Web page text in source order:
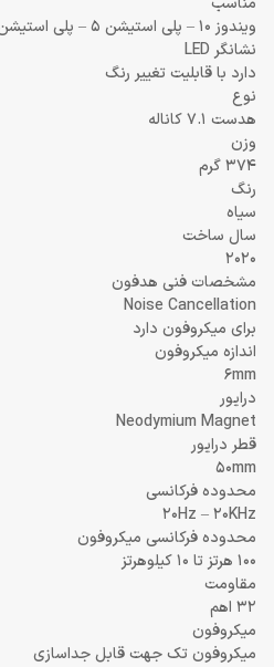
ویندوز 10 – پلی استیشن 5 – پلی استیشن 4
نشانگر LED
دارد با قابلیت تغییر رنگ
نوع
هدست 7.1 کاناله
وزن
374 گرم
رنگ
سیاه
سال ساخت
2020
مشخصات فنی هدفون
Noise Cancellation
برای میکروفون دارد
اندازه میکروفون
6mm
درایور
Neodymium Magnet
قطر درایور
50mm
محدوده فرکانسی
20Hz – 20KHz
محدوده فرکانسی میکروفون
100 هرتز تا 10 کیلوهرتز
مقاومت
32 اهم
میکروفون
میکروفون تک جهت قابل جداسازی